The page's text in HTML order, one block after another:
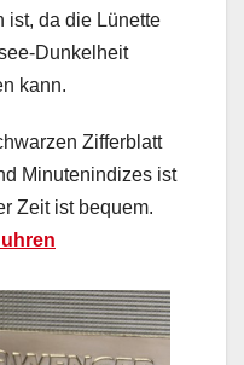
ist, da die Lünette
Dunkelheit
kann.
Zifferblatt
Minutenindizes ist
Zeit ist bequem.